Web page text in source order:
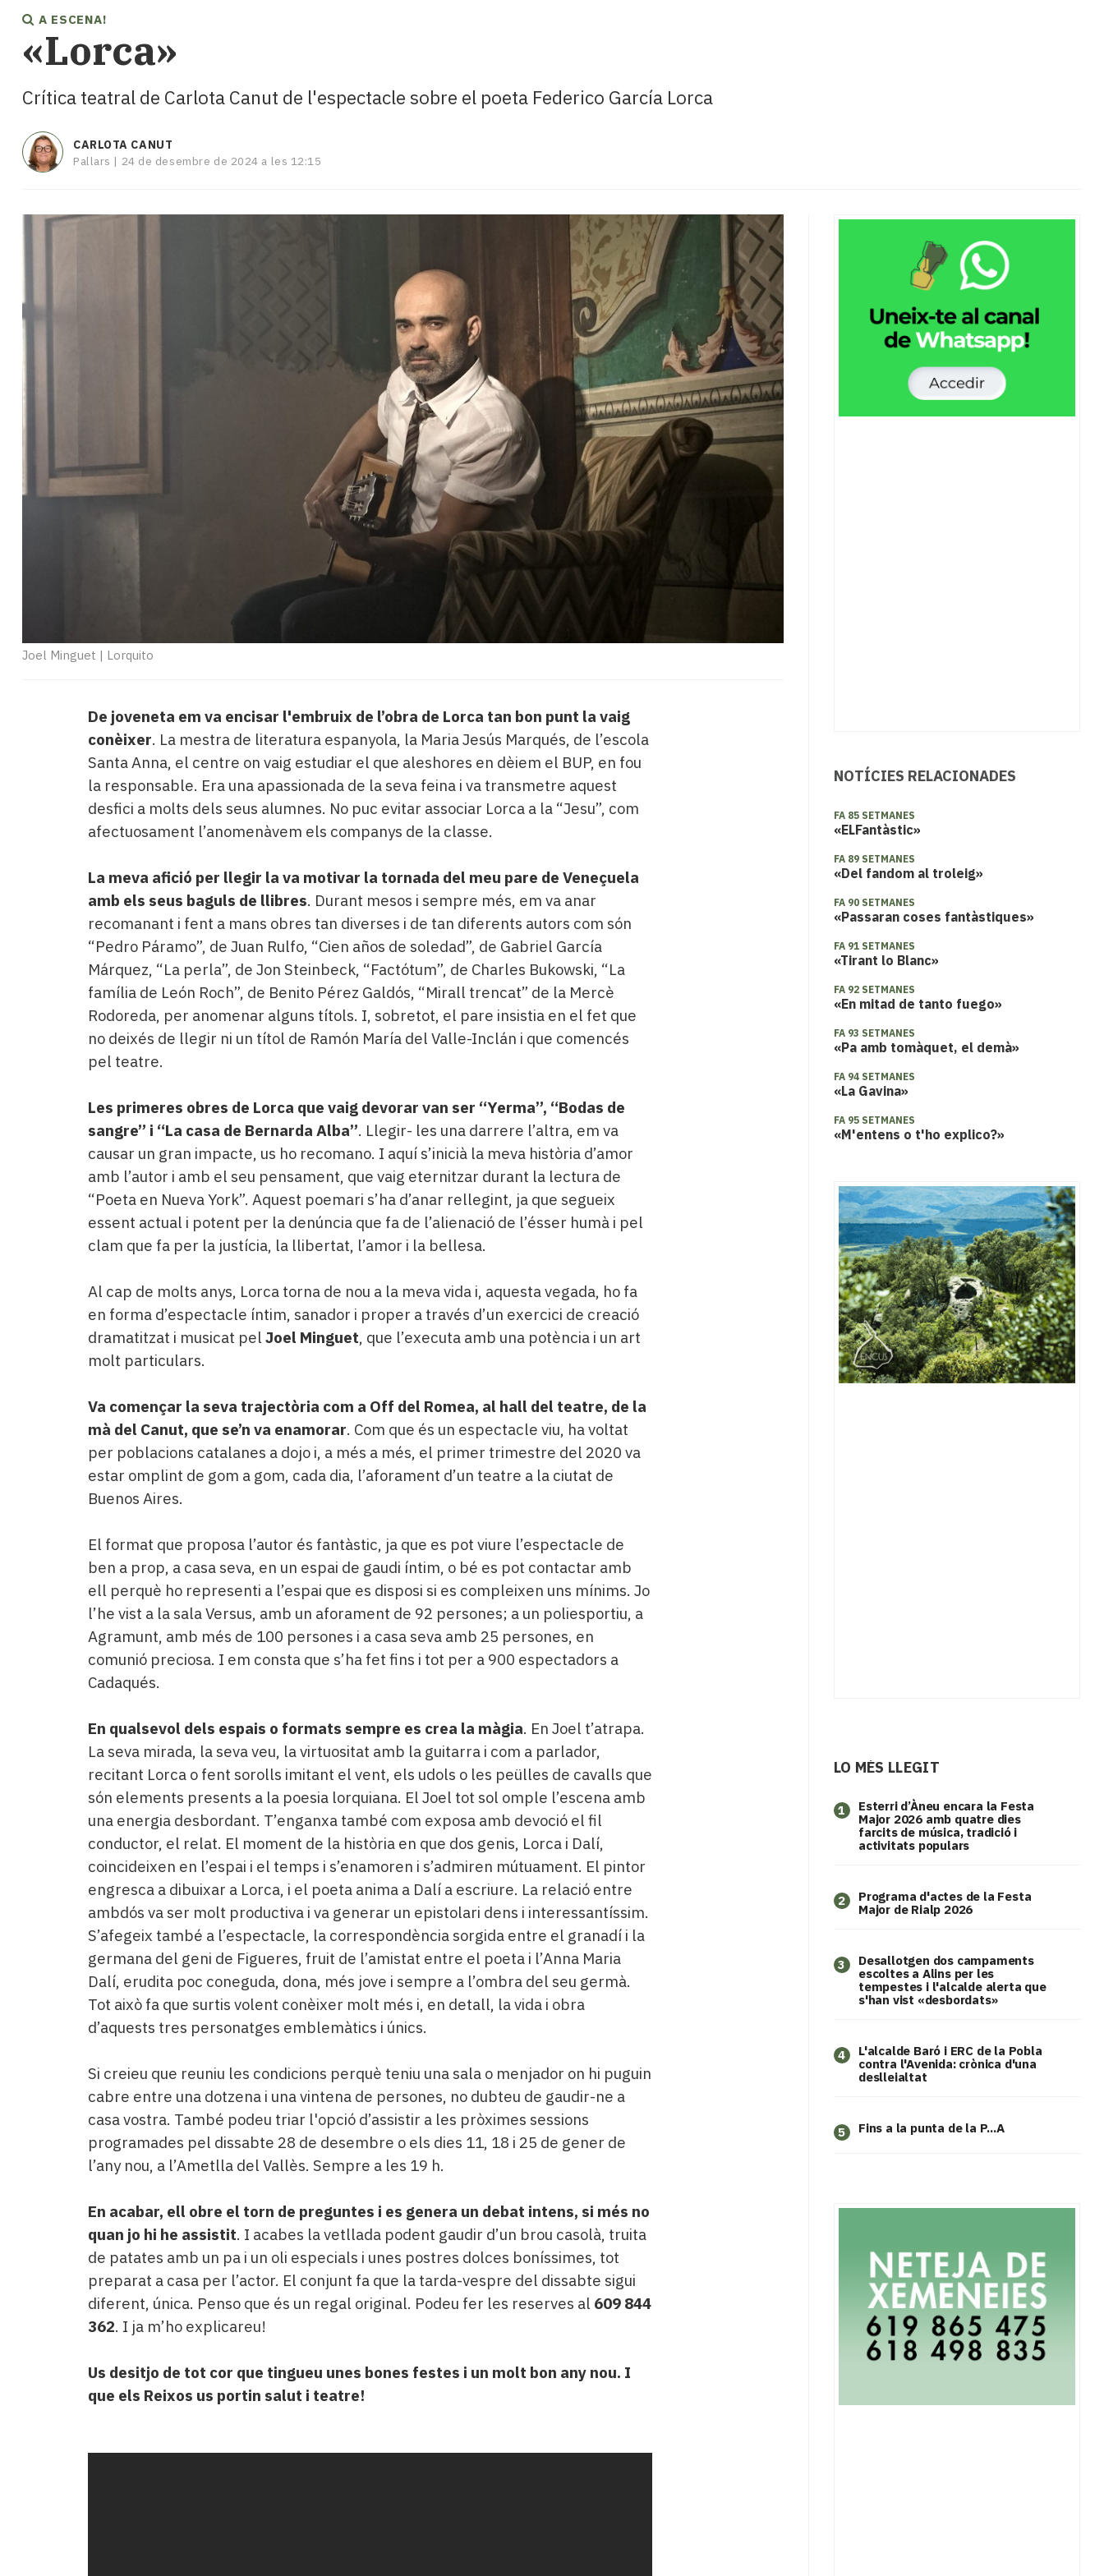
i
Cultura
Esports
Mai
tant!
i
mitjans
Reportatges
Dis
del
Contingut
A ESCENA!
«Lorca»
Crítica teatral de Carlota Canut de l'espectacle sobre el poeta Federico García Lorca
CARLOTA CANUT
Pallars | 24 de desembre de 2024 a les 12:15
Joel Minguet | Lorquito
De joveneta em va encisar l'embruix de l’obra de Lorca tan bon punt la vaig
conèixer. La mestra de literatura espanyola, la Maria Jesús Marqués, de l’escola
Santa Anna, el centre on vaig estudiar el que aleshores en dèiem el BUP, en fou
la responsable. Era una apassionada de la seva feina i va transmetre aquest
desfici a molts dels seus alumnes. No puc evitar associar Lorca a la “Jesu”, com
afectuosament l’anomenàvem els companys de la classe.
La meva afició per llegir la va motivar la tornada del meu pare de Veneçuela
amb els seus baguls de llibres. Durant mesos i sempre més, em va anar
recomanant i fent a mans obres tan diverses i de tan diferents autors com són
“Pedro Páramo”, de Juan Rulfo, “Cien años de soledad”, de Gabriel García
Márquez, “La perla”, de Jon Steinbeck, “Factótum”, de Charles Bukowski, “La
família de León Roch”, de Benito Pérez Galdós, “Mirall trencat” de la Mercè
Rodoreda, per anomenar alguns títols. I, sobretot, el pare insistia en el fet que
no deixés de llegir ni un títol de Ramón María del Valle-Inclán i que comencés
pel teatre.
Les primeres obres de Lorca que vaig devorar van ser “Yerma”, “Bodas de
sangre” i “La casa de Bernarda Alba”. Llegir- les una darrere l’altra, em va
causar un gran impacte, us ho recomano. I aquí s’inicià la meva història d’amor
amb l’autor i amb el seu pensament, que vaig eternitzar durant la lectura de
“Poeta en Nueva York”. Aquest poemari s’ha d’anar rellegint, ja que segueix
essent actual i potent per la denúncia que fa de l’alienació de l’ésser humà i pel
clam que fa per la justícia, la llibertat, l’amor i la bellesa.
Al cap de molts anys, Lorca torna de nou a la meva vida i, aquesta vegada, ho fa
en forma d’espectacle íntim, sanador i proper a través d’un exercici de creació
dramatitzat i musicat pel Joel Minguet, que l’executa amb una potència i un art
molt particulars.
Va començar la seva trajectòria com a Off del Romea, al hall del teatre, de la
mà del Canut, que se’n va enamorar. Com que és un espectacle viu, ha voltat
per poblacions catalanes a dojo i, a més a més, el primer trimestre del 2020 va
estar omplint de gom a gom, cada dia, l’aforament d’un teatre a la ciutat de
Buenos Aires.
El format que proposa l’autor és fantàstic, ja que es pot viure l’espectacle de
ben a prop, a casa seva, en un espai de gaudi íntim, o bé es pot contactar amb
ell perquè ho representi a l’espai que es disposi si es compleixen uns mínims. Jo
l’he vist a la sala Versus, amb un aforament de 92 persones; a un poliesportiu, a
Agramunt, amb més de 100 persones i a casa seva amb 25 persones, en
comunió preciosa. I em consta que s’ha fet fins i tot per a 900 espectadors a
Cadaqués.
En qualsevol dels espais o formats sempre es crea la màgia. En Joel t’atrapa.
La seva mirada, la seva veu, la virtuositat amb la guitarra i com a parlador,
recitant Lorca o fent sorolls imitant el vent, els udols o les peülles de cavalls que
són elements presents a la poesia lorquiana. El Joel tot sol omple l’escena amb
una energia desbordant. T’enganxa també com exposa amb devoció el fil
conductor, el relat. El moment de la història en que dos genis, Lorca i Dalí,
coincideixen en l’espai i el temps i s’enamoren i s’admiren mútuament. El pintor
engresca a dibuixar a Lorca, i el poeta anima a Dalí a escriure. La relació entre
ambdós va ser molt productiva i va generar un epistolari dens i interessantíssim.
S’afegeix també a l’espectacle, la correspondència sorgida entre el granadí i la
germana del geni de Figueres, fruit de l’amistat entre el poeta i l’Anna Maria
Dalí, erudita poc coneguda, dona, més jove i sempre a l’ombra del seu germà.
Tot això fa que surtis volent conèixer molt més i, en detall, la vida i obra
d’aquests tres personatges emblemàtics i únics.
Si creieu que reuniu les condicions perquè teniu una sala o menjador on hi puguin
cabre entre una dotzena i una vintena de persones, no dubteu de gaudir-ne a
casa vostra. També podeu triar l'opció d’assistir a les pròximes sessions
programades pel dissabte 28 de desembre o els dies 11, 18 i 25 de gener de
l’any nou, a l’Ametlla del Vallès. Sempre a les 19 h.
En acabar, ell obre el torn de preguntes i es genera un debat intens, si més no
quan jo hi he assistit. I acabes la vetllada podent gaudir d’un brou casolà, truita
de patates amb un pa i un oli especials i unes postres dolces boníssimes, tot
preparat a casa per l’actor. El conjunt fa que la tarda-vespre del dissabte sigui
diferent, única. Penso que és un regal original. Podeu fer les reserves al 609 844
362. I ja m’ho explicareu!
Us desitjo de tot cor que tingueu unes bones festes i un molt bon any nou. I
que els Reixos us portin salut i teatre!
NOTÍCIES RELACIONADES
FA 85 SETMANES
«ELFantàstic»
FA 89 SETMANES
«Del fandom al troleig»
FA 90 SETMANES
«Passaran coses fantàstiques»
FA 91 SETMANES
«Tirant lo Blanc»
FA 92 SETMANES
«En mitad de tanto fuego»
FA 93 SETMANES
«Pa amb tomàquet, el demà»
FA 94 SETMANES
«La Gavina»
FA 95 SETMANES
«M'entens o t'ho explico?»
LO MÉS LLEGIT
1
Esterri d’Àneu encara la Festa
Major 2026 amb quatre dies
farcits de música, tradició i
activitats populars
2
Programa d'actes de la Festa
Major de Rialp 2026
3
​Desallotgen dos campaments
escoltes a Alins per les
tempestes i l'alcalde alerta que
s'han vist «desbordats»
4
L'alcalde Baró i ERC de la Pobla
contra l'Avenida: crònica d'una
deslleialtat
5 Fins a la punta de la P...A